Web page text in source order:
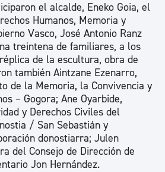
el alcalde, Eneko Goia, el
Humanos, Memoria y
Vasco, José Antonio Ranz
treintena de familiares, a los
de la escultura, obra de
también Aintzane Ezenarro,
de la Memoria, la Convivencia y
– Gogora; Ane Oyarbide,
y Derechos Civiles del
/ San Sebastián y
donostiarra; Julen
del Consejo de Dirección de
Jon Hernández.